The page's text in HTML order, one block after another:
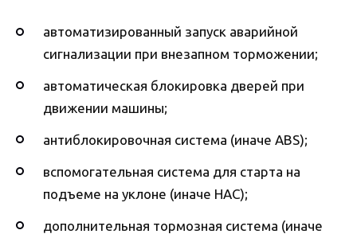
автоматизированный запуск аварийной
сигнализации при внезапном торможении;
автоматическая блокировка дверей при
движении машины;
антиблокировочная система (иначе ABS);
вспомогательная система для старта на
подъеме на уклоне (иначе НАС);
дополнительная тормозная система (иначе